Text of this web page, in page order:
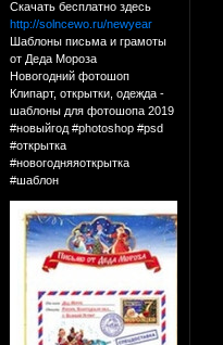
Скачать бесплатно здесь
http://solncewo.ru/newyear
Шаблоны письма и грамоты
от Деда Мороза
Новогодний фотошоп
Клипарт, открытки, одежда -
шаблоны для фотошопа 2019
#новыйгод #photoshop #psd
#открытка
#новогодняяоткрытка
#шаблон